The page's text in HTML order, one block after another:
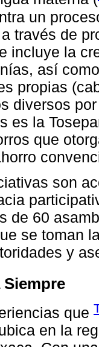
un
través de
incluye la
así
propias
diversos
es la
que
son
de 60
se toman
y
Siempre
que
en la